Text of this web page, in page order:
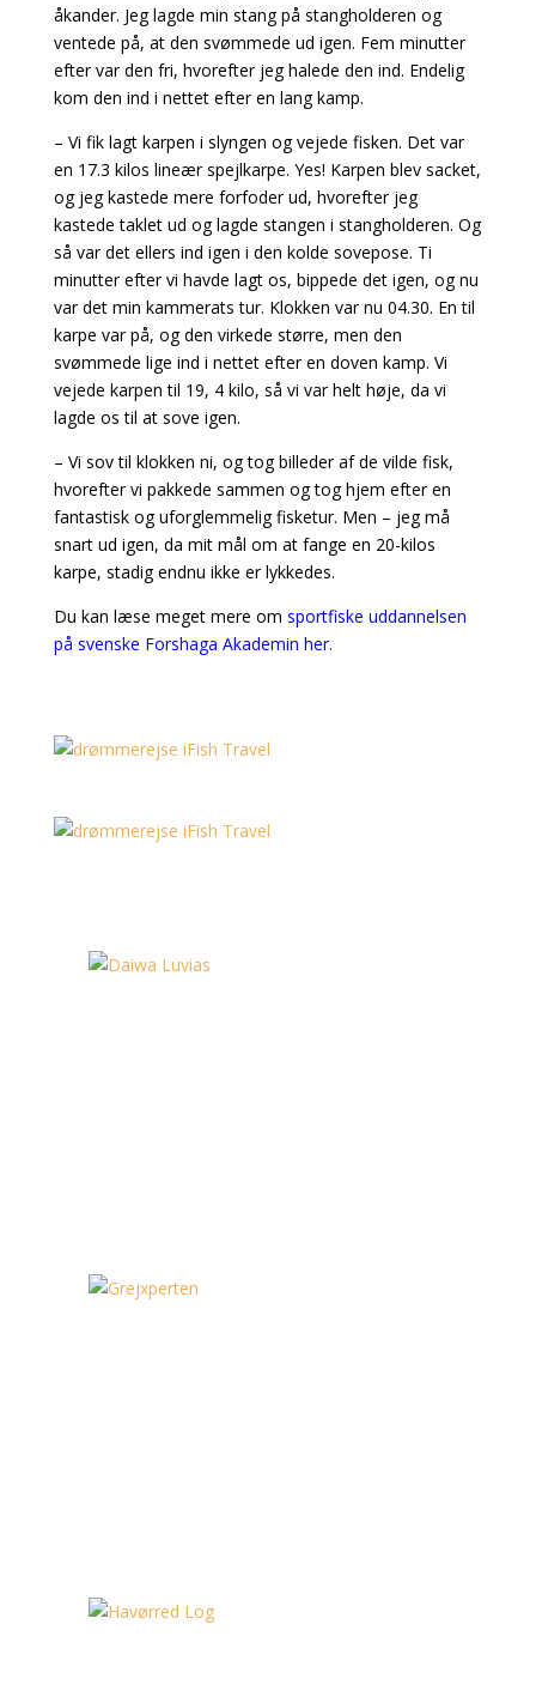
åkander. Jeg lagde min stang på stangholderen og
ventede på, at den svømmede ud igen. Fem minutter
efter var den fri, hvorefter jeg halede den ind. Endelig
kom den ind i nettet efter en lang kamp.
– Vi fik lagt karpen i slyngen og vejede fisken. Det var
en 17.3 kilos lineær spejlkarpe. Yes! Karpen blev sacket,
og jeg kastede mere forfoder ud, hvorefter jeg
kastede taklet ud og lagde stangen i stangholderen. Og
så var det ellers ind igen i den kolde sovepose. Ti
minutter efter vi havde lagt os, bippede det igen, og nu
var det min kammerats tur. Klokken var nu 04.30. En til
karpe var på, og den virkede større, men den
svømmede lige ind i nettet efter en doven kamp. Vi
vejede karpen til 19, 4 kilo, så vi var helt høje, da vi
lagde os til at sove igen.
– Vi sov til klokken ni, og tog billeder af de vilde fisk,
hvorefter vi pakkede sammen og tog hjem efter en
fantastisk og uforglemmelig fisketur. Men – jeg må
snart ud igen, da mit mål om at fange en 20-kilos
karpe, stadig endnu ikke er lykkedes.
Du kan læse meget mere om sportfiske uddannelsen
på svenske Forshaga Akademin her.